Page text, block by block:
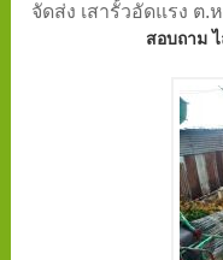
จัดส่ง เสารั้วอัดแรง ต
สอบถาม